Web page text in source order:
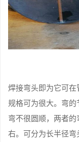
焊接弯头即为它可
规格可为很大。弯
弯不很圆顺，两者
右。可分为长半径